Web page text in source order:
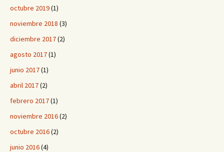
octubre 2019(1)
noviembre 2018 (3)
diciembre 2017(2)
agosto 2017(1)
junio 2017(1)
abril 2017(2)
febrero 2017(1)
noviembre 2016(2)
octubre 2016(2)
junio 2016(4)